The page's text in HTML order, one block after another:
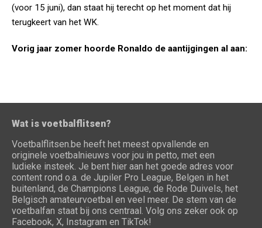
(voor 15 juni), dan staat hij terecht op het moment dat hij
terugkeert van het WK.
Vorig jaar zomer hoorde Ronaldo de aantijgingen al aan:
Wat is voetbalflitsen?
Voetbalflitsen.be heeft het meest opvallende en
originele voetbalnieuws voor jou in petto, met een
ludieke insteek. Je bent hier aan het goede adres voor
content rond o.a. de Jupiler Pro League, Belgen in het
buitenland, de Champions League, de Rode Duivels, het
Belgisch amateurvoetbal en veel meer. De stem van de
voetbalfan staat bij ons centraal. Volg ons zeker ook op
Facebook, X, Instagram en TikTok!